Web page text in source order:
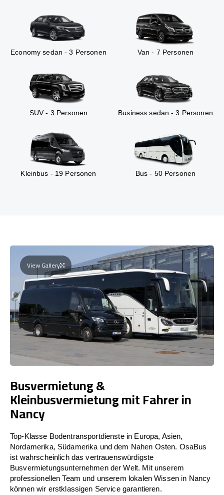
Economy sedan - 3 Personen Van - 7 Personen
SUV - 3 Personen Business sedan - 3 Personen
Kleinbus - 19 Personen Bus - 50 Personen
View Gallery
Busvermietung &
Kleinbusvermietung mit Fahrer in
Nancy
Top-Klasse Bodentransportdienste in Europa, Asien,
Nordamerika, Südamerika und dem Nahen Osten. OsaBus
ist wahrscheinlich das vertrauenswürdigste
Busvermietungsunternehmen der Welt. Mit unserem
professionellen Team und unserem lokalen Wissen in Nancy
können wir erstklassigen Service garantieren.